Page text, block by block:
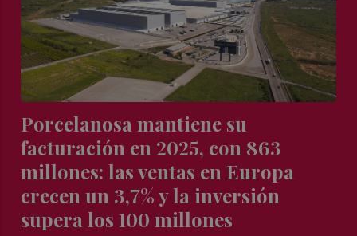
Porcelanosa mantiene su
facturación en 2025, con 863
millones: las ventas en Europa
crecen un 3,7% y la inversión
supera los 100 millones